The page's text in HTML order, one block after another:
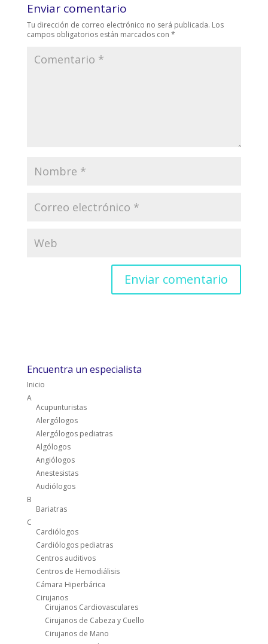
Enviar comentario
Tu dirección de correo electrónico no será publicada. Los
campos obligatorios están marcados con *
Encuentra un especialista
Inicio
A
Acupunturistas
Alergólogos
Alergólogos pediatras
Algólogos
Angiólogos
Anestesistas
Audiólogos
B
Bariatras
C
Cardiólogos
Cardiólogos pediatras
Centros auditivos
Centros de Hemodiálisis
Cámara Hiperbárica
Cirujanos
Cirujanos Cardiovasculares
Cirujanos de Cabeza y Cuello
Cirujanos de Mano